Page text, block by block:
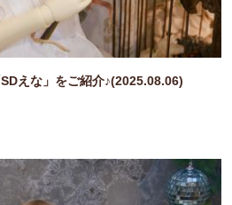
えな」をご紹介♪(2025.08.06)